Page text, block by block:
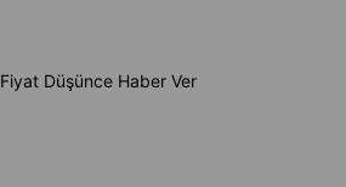
Fiyat Düşünce Haber Ver